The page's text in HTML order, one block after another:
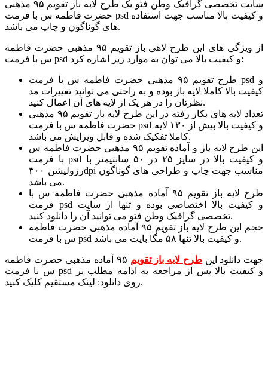
سایت تخصصی گرافیک وطن فتو یک طرح لایه باز تقویم ۹۵ مذهبی
حضرت فاطمه س با فرمت psd و کیفیت بالا مناسب جهت استفاده
های گوناگون و چاپ می باشد.
از ویژگی های این طرح لاهی باز تقویم ۹۵ مذهبی حضرت فاطمه
س با فرمت psd و کیفیت بالا می توان به موارد زیر اشاره کرد:
طرح تقویم ۹۵ مذهبی حضرت فاطمه س با فرمت psd و
کیفیت بالا کاملا لایه باز بوده و به راحتی می توانید تغییرات مد
نظرتان را در هر یک از لایه های آن اعمال کنید.
تعداد لایه های بکار رفته در این طرح لایه باز تقویم ۹۵ مذهبی
حضرت فاطمه س با فرمت psd و کیفیت بالا بیش از ۱۳۰ لایه
کاملا تفکیک شده و قابل ویرایش می باشد.
این طرح لایه باز و آماده تقویم ۹۵ مذهبی حضرت فاطمه س
با فرمت psd و کیفیت بالا در سایز ۲۵ در ۵۰ سانتیمتر با
رزولیشن ۳۰۰dpi مناسب جهت چاپ و طراحی های گوناگون
می باشد.
طرح لایه باز تقویم ۹۵ آماده مذهبی حضرت فاطمه س با
فرمت psd و کیفیت بالا اختصاصی بوده و تنها از سایت
تخصصی گرافیک وطن فتو می توانید آن را دانلود کنید.
حجم این طرح لایه باز تقویم ۹۵ آماده مذهبی حضرت فاطمه
س با فرمت psd و کیفیت بالا تنها ۵۸ مگا بایت می باشد.
جهت دانلود اینطرح لایه باز تقویم
۹۵ آماده مذهبی حضرت فاطمه
س با فرمت psd و کیفیت بالا پس از مراجعه به ادامه مطلب بر
روی دانلود: لینک مستقیم کلیک کنید.